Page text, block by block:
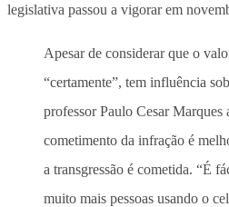
legislativa passou a vigorar em
Apesar de considerar que o
“certamente”, tem influência
professor Paulo Cesar
cometimento da infração é
a transgressão é cometida. “É
muito mais pessoas usando o